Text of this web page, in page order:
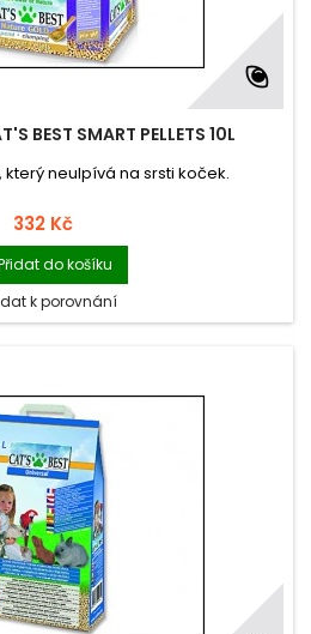
BEST SMART PELLETS 10L
neulpívá na srsti koček.
332 Kč
do košíku
k porovnání